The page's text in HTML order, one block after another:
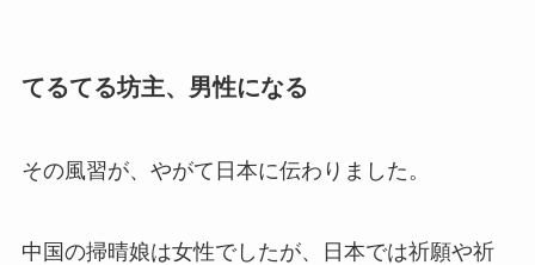
てるてる坊主、男性になる
その風習が、やがて日本に伝わりました。
中国の掃晴娘は女性でしたが、日本では祈願や祈